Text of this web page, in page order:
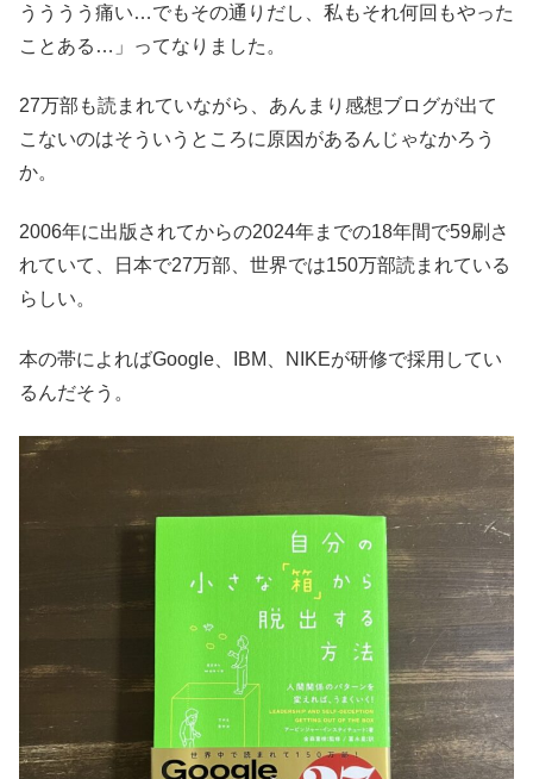
うううう痛い…でもその通りだし、私もそれ何回もやった
ことある…」ってなりました。
27万部も読まれていながら、あんまり感想ブログが出て
こないのはそういうところに原因があるんじゃなかろう
か。
2006年に出版されてからの2024年までの18年間で59刷さ
れていて、日本で27万部、世界では150万部読まれている
らしい。
本の帯によればGoogle、IBM、NIKEが研修で採用してい
るんだそう。